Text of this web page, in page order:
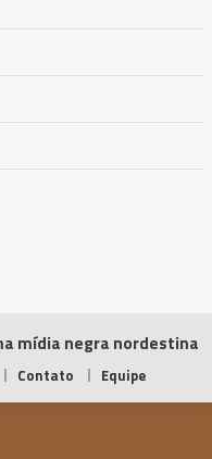
mídia negra nordestina
Contato Equipe